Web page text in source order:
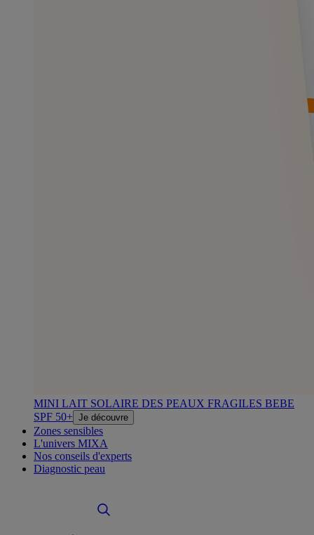
MINI LAIT SOLAIRE DES PEAUX FRAGILES BEBE
SPF 50+ Je découvre
Zones sensibles
L'univers MIXA
Nos conseils d'experts
Diagnostic peau